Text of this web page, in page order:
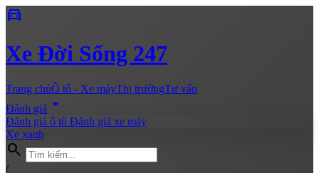
directions_car
Xe Đời Sống 247
Trang chủÔ tô - Xe máyThị trườngTư vấn
Đánh giá arrow_drop_down
Đánh giá ô tô Đánh giá xe máy
Xe xanh
search
/